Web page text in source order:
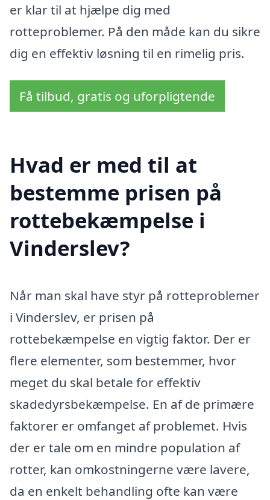
er klar til at hjælpe dig med
rotteproblemer. På den måde kan du sikre
dig en effektiv løsning til en rimelig pris.
Få tilbud, gratis og uforpligtende
Hvad er med til at
bestemme prisen på
rottebekæmpelse i
Vinderslev?
Når man skal have styr på rotteproblemer
i Vinderslev, er prisen på
rottebekæmpelse en vigtig faktor. Der er
flere elementer, som bestemmer, hvor
meget du skal betale for effektiv
skadedyrsbekæmpelse. En af de primære
faktorer er omfanget af problemet. Hvis
der er tale om en mindre population af
rotter, kan omkostningerne være lavere,
da en enkelt behandling ofte kan være